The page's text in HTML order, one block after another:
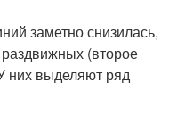
заметно снизилась,
раздвижных (второе
них выделяют ряд